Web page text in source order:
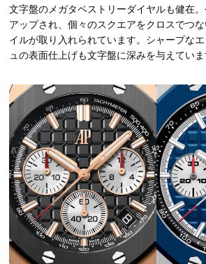
文字盤のメガタペストリーダイヤルも健在
アップされ、個々のスクエアをクロスでつ
イルが取り入れられています。シャープな
ュの表面仕上げも文字盤に深みを与えていま